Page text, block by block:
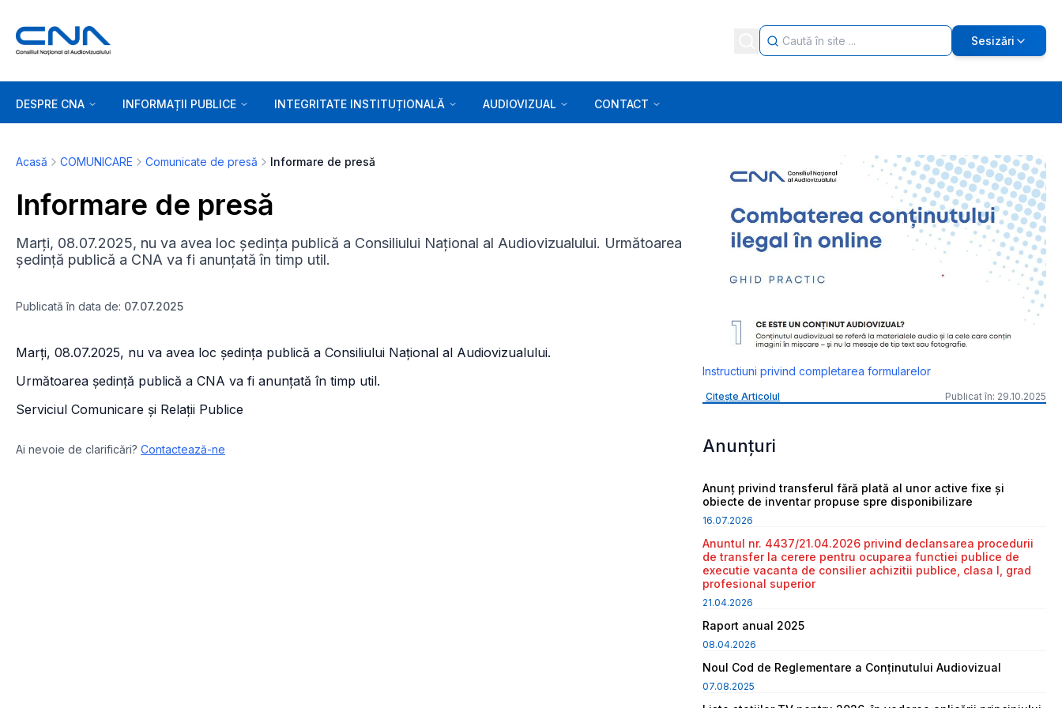
Sesizări
DESPRE CNA INFORMAȚII PUBLICE INTEGRITATE INSTITUȚIONALĂ AUDIOVIZUAL CONTACT
Acasă COMUNICARE Comunicate de presă Informare de presă
Informare de presă
Marți, 08.07.2025, nu va avea loc ședința publică a Consiliului Național al Audiovizualului. Următoarea
ședință publică a CNA va fi anunțată în timp util.
Publicată în data de: 07.07.2025
Marți, 08.07.2025, nu va avea loc ședința publică a Consiliului Național al Audiovizualului.
Următoarea ședință publică a CNA va fi anunțată în timp util.
Serviciul Comunicare și Relații Publice
Ai nevoie de clarificări? Contactează-ne
Instructiuni privind completarea formularelor
Citește Articolul Publicat în: 29.10.2025
Anunțuri
Anunț privind transferul fără plată al unor active fixe și
obiecte de inventar propuse spre disponibilizare
16.07.2026
Anuntul nr. 4437/21.04.2026 privind declansarea procedurii
de transfer la cerere pentru ocuparea functiei publice de
executie vacanta de consilier achizitii publice, clasa I, grad
profesional superior
21.04.2026
Raport anual 2025
08.04.2026
Noul Cod de Reglementare a Conținutului Audiovizual
07.08.2025